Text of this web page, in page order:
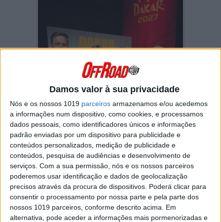
Damos valor à sua privacidade
Nós e os nossos 1019 parceiros armazenamos e/ou acedemos
a informações num dispositivo, como cookies, e processamos
dados pessoais, como identificadores únicos e informações
padrão enviadas por um dispositivo para publicidade e
conteúdos personalizados, medição de publicidade e
conteúdos, pesquisa de audiências e desenvolvimento de
serviços. Com a sua permissão, nós e os nossos parceiros
poderemos usar identificação e dados de geolocalização
precisos através da procura de dispositivos. Poderá clicar para
consentir o processamento por nossa parte e pela parte dos
nossos 1019 parceiros, conforme descrito acima. Em
alternativa, pode aceder a informações mais pormenorizadas e
Piloto de TT confirma envolvimento da
marca elétrica
No nosso site ‘irmão’ motosport.com.pt
noticiámosa recente apresentação do Dakar
em Paris. Agora, Pedro Bianchi Prata divulgou
que esteve presente para apresentar, com o
CEO da marca Urban Repa, a sua participação
com a elétricaSTriX.